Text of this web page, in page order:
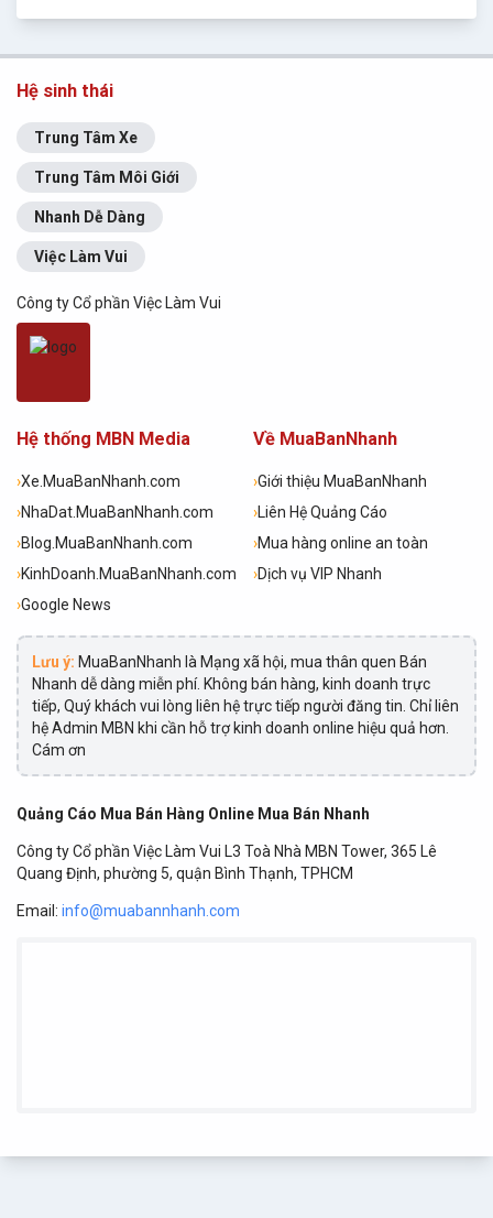
Hệ sinh thái
Trung Tâm Xe
Trung Tâm Môi Giới
Nhanh Dễ Dàng
Việc Làm Vui
Công ty Cổ phần Việc Làm Vui
Hệ thống MBN Media
›Xe.MuaBanNhanh.com
›NhaDat.MuaBanNhanh.com
›Blog.MuaBanNhanh.com
›KinhDoanh.MuaBanNhanh.com
›Google News
Về MuaBanNhanh
›Giới thiệu MuaBanNhanh
›Liên Hệ Quảng Cáo
›Mua hàng online an toàn
›Dịch vụ VIP Nhanh
Lưu ý: MuaBanNhanh là Mạng xã hội, mua thân quen Bán
Nhanh dễ dàng miễn phí. Không bán hàng, kinh doanh trực
tiếp, Quý khách vui lòng liên hệ trực tiếp người đăng tin. Chỉ liên
hệ Admin MBN khi cần hỗ trợ kinh doanh online hiệu quả hơn.
Cám ơn
Quảng Cáo Mua Bán Hàng Online Mua Bán Nhanh
Công ty Cổ phần Việc Làm Vui L3 Toà Nhà MBN Tower, 365 Lê
Quang Định, phường 5, quận Bình Thạnh, TPHCM
Email: info@muabannhanh.com